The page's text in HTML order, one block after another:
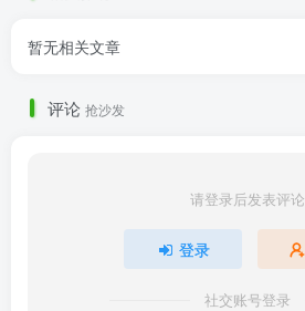
暂无相关文章
评论 抢沙发
请登录后发表评论
登录
社交账号登录